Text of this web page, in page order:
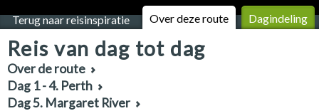
Terug naar reisinspiratie Over deze route Dagindeling
Reis van dag tot dag
Over de route
Dag 1 - 4. Perth
Dag 5. Margaret River